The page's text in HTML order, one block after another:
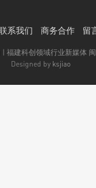
系我们 商务合作 留
| 福建科创领域行业新媒体
Designed by ksjiao